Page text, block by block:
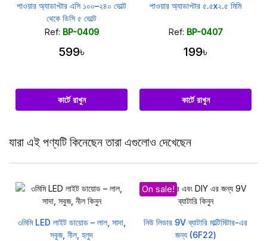
পাওয়ার অ্যাডাপ্টার এসি ১০০–২৪০ ভোল্ট
থেকে ডিসি ৫ ভোল্ট
Ref: BP-0409
599৳
কার্টে রাখুন
পাওয়ার অ্যাডাপ্টার ৫.৫x২.৫ মিমি
Ref: BP-0407
199৳
কার্টে রাখুন
যারা এই পণ্যটি কিনেছেন তারা এগুলোও দেখেছেন
৩মিমি LED লাইট ডায়োড – লাল, সাদা,
সবুজ, নীল, হলুদ
On sale!
নিউ লিডার 9V ব্যাটারি মাল্টিমিটার-এর
জন্য (6F22)